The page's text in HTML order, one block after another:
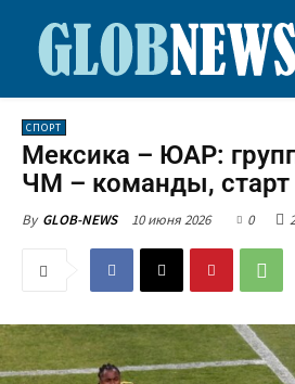
СПОРТ
Мексика – ЮАР:
ЧМ – команды, старт
By GLOB-NEWS 10 июня 2026 0